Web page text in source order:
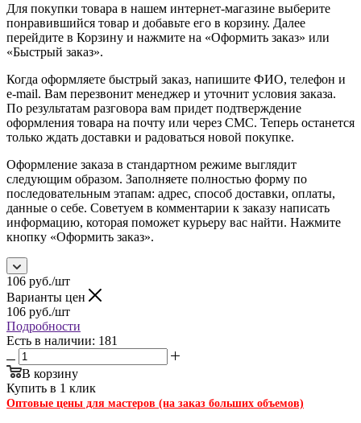
Для покупки товара в нашем интернет-магазине выберите
понравившийся товар и добавьте его в корзину. Далее
перейдите в Корзину и нажмите на «Оформить заказ» или
«Быстрый заказ».
Когда оформляете быстрый заказ, напишите ФИО, телефон и
e-mail. Вам перезвонит менеджер и уточнит условия заказа.
По результатам разговора вам придет подтверждение
оформления товара на почту или через СМС. Теперь останется
только ждать доставки и радоваться новой покупке.
Оформление заказа в стандартном режиме выглядит
следующим образом. Заполняете полностью форму по
последовательным этапам: адрес, способ доставки, оплаты,
данные о себе. Советуем в комментарии к заказу написать
информацию, которая поможет курьеру вас найти. Нажмите
кнопку «Оформить заказ».
106 руб./шт
Варианты цен
106 руб./шт
Подробности
Есть в наличии: 181
В корзину
Купить в 1 клик
Оптовые цены для мастеров (на заказ больших объемов)